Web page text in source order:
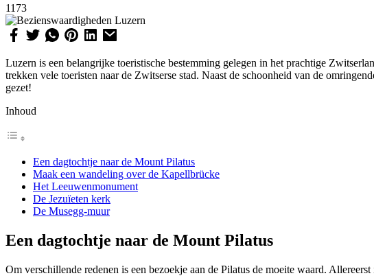
1173
Luzern is een belangrijke toeristische bestemming gelegen in het prachtige
trekken vele toeristen naar de Zwitserse stad. Naast de schoonheid van de
gezet!
Inhoud
Een dagtochtje naar de Mount Pilatus
Maak een wandeling over de Kapellbrücke
Het Leeuwenmonument
De Jezuïeten kerk
De Musegg-muur
Een dagtochtje naar de Mount Pilatus
Om verschillende redenen is een bezoekje aan de Pilatus de moeite waard.